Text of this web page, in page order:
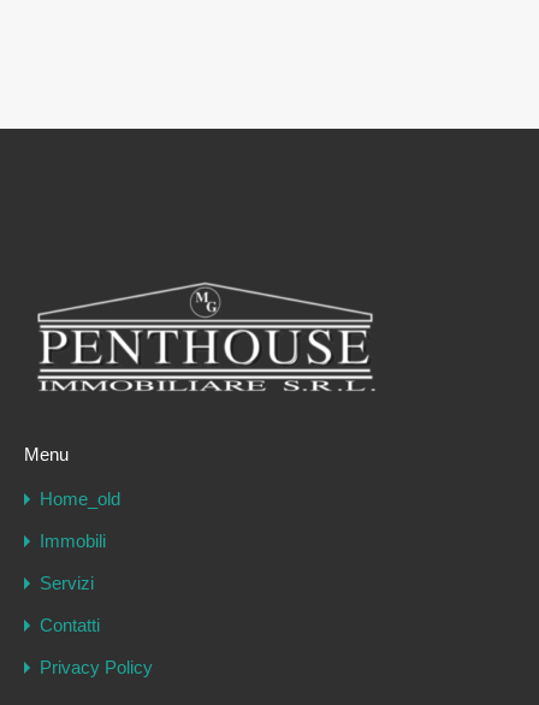
Menu
Home_old
Immobili
Servizi
Contatti
Privacy Policy